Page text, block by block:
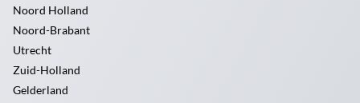
Noord Holland
Noord-Brabant
Utrecht
Zuid-Holland
Gelderland